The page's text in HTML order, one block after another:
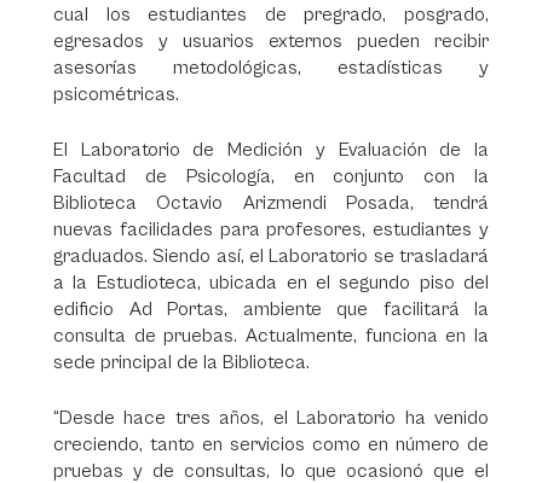
cual los estudiantes de pregrado, posgrado,
egresados y usuarios externos pueden recibir
asesorías metodológicas, estadísticas y
psicométricas.
El Laboratorio de Medición y Evaluación de la
Facultad de Psicología, en conjunto con la
Biblioteca Octavio Arizmendi Posada, tendrá
nuevas facilidades para profesores, estudiantes y
graduados. Siendo así, el Laboratorio se trasladará
a la Estudioteca, ubicada en el segundo piso del
edificio Ad Portas, ambiente que facilitará la
consulta de pruebas. Actualmente, funciona en la
sede principal de la Biblioteca.
“Desde hace tres años, el Laboratorio ha venido
creciendo, tanto en servicios como en número de
pruebas y de consultas, lo que ocasionó que el